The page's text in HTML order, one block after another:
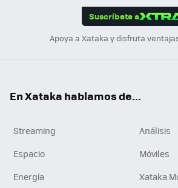
Suscríbete a
Apoya a Xataka y disfruta
En Xataka hablamos de...
Streaming
Análisis
Espacio
Móviles
Energía
Xataka